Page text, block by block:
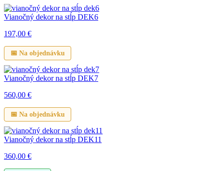
Vianočný dekor na stĺp DEK6
197,00 €
📅 Na objednávku
Vianočný dekor na stĺp DEK7
560,00 €
📅 Na objednávku
Vianočný dekor na stĺp DEK11
360,00 €